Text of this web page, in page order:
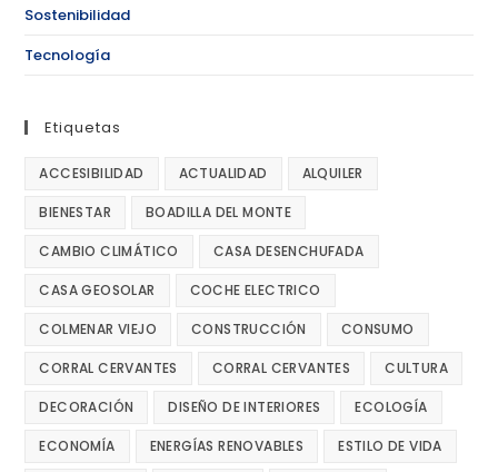
Sostenibilidad
Tecnología
Etiquetas
ACCESIBILIDAD ACTUALIDAD ALQUILER
BIENESTAR BOADILLA DEL MONTE
CAMBIO CLIMÁTICO CASA DESENCHUFADA
CASA GEOSOLAR COCHE ELECTRICO
COLMENAR VIEJO CONSTRUCCIÓN CONSUMO
CORRAL CERVANTES CORRAL CERVANTES CULTURA
DECORACIÓN DISEÑO DE INTERIORES ECOLOGÍA
ECONOMÍA ENERGÍAS RENOVABLES ESTILO DE VIDA